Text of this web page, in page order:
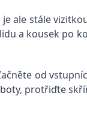
ale stále
a kousek po
od
protřiďte